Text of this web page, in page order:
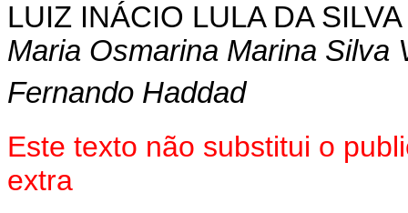
LUIZ INÁCIO LULA DA SILVA
Maria Osmarina Marina Silva
Fernando Haddad
Este texto não substitui o
extra